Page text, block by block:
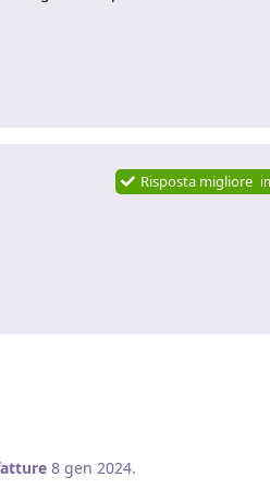
Risposta migliore
8 gen 2024.